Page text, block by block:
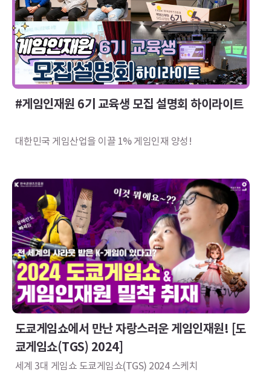
#게임인재원 6기 교육생 모집 설명회 하이라이트
대한민국 게임산업을 이끌 1% 게임인재 양성!
도쿄게임쇼에서 만난 자랑스러운 게임인재원! [도
쿄게임쇼(TGS) 2024]
세계 3대 게임쇼 도쿄게임쇼(TGS) 2024 스케치